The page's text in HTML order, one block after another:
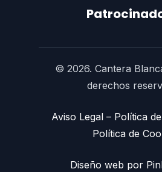
© 2026. Cantera
derechos
Aviso Legal – Política
Política de
Diseño web por